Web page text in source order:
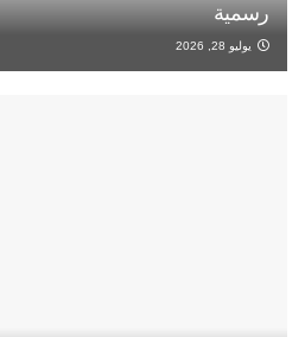
رسمية
يوليو 28, 2026